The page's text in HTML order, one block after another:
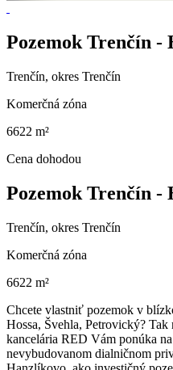
Pozemok Trenčín -
Trenčín, okres Trenčín
Komerčná zóna
6622 m²
Cena dohodou
Pozemok Trenčín -
Trenčín, okres Trenčín
Komerčná zóna
6622 m²
Chcete vlastniť pozemok v
Hossa, Švehla, Petrovický?
kancelária RED Vám ponúka
nevybudovanom dialničnom